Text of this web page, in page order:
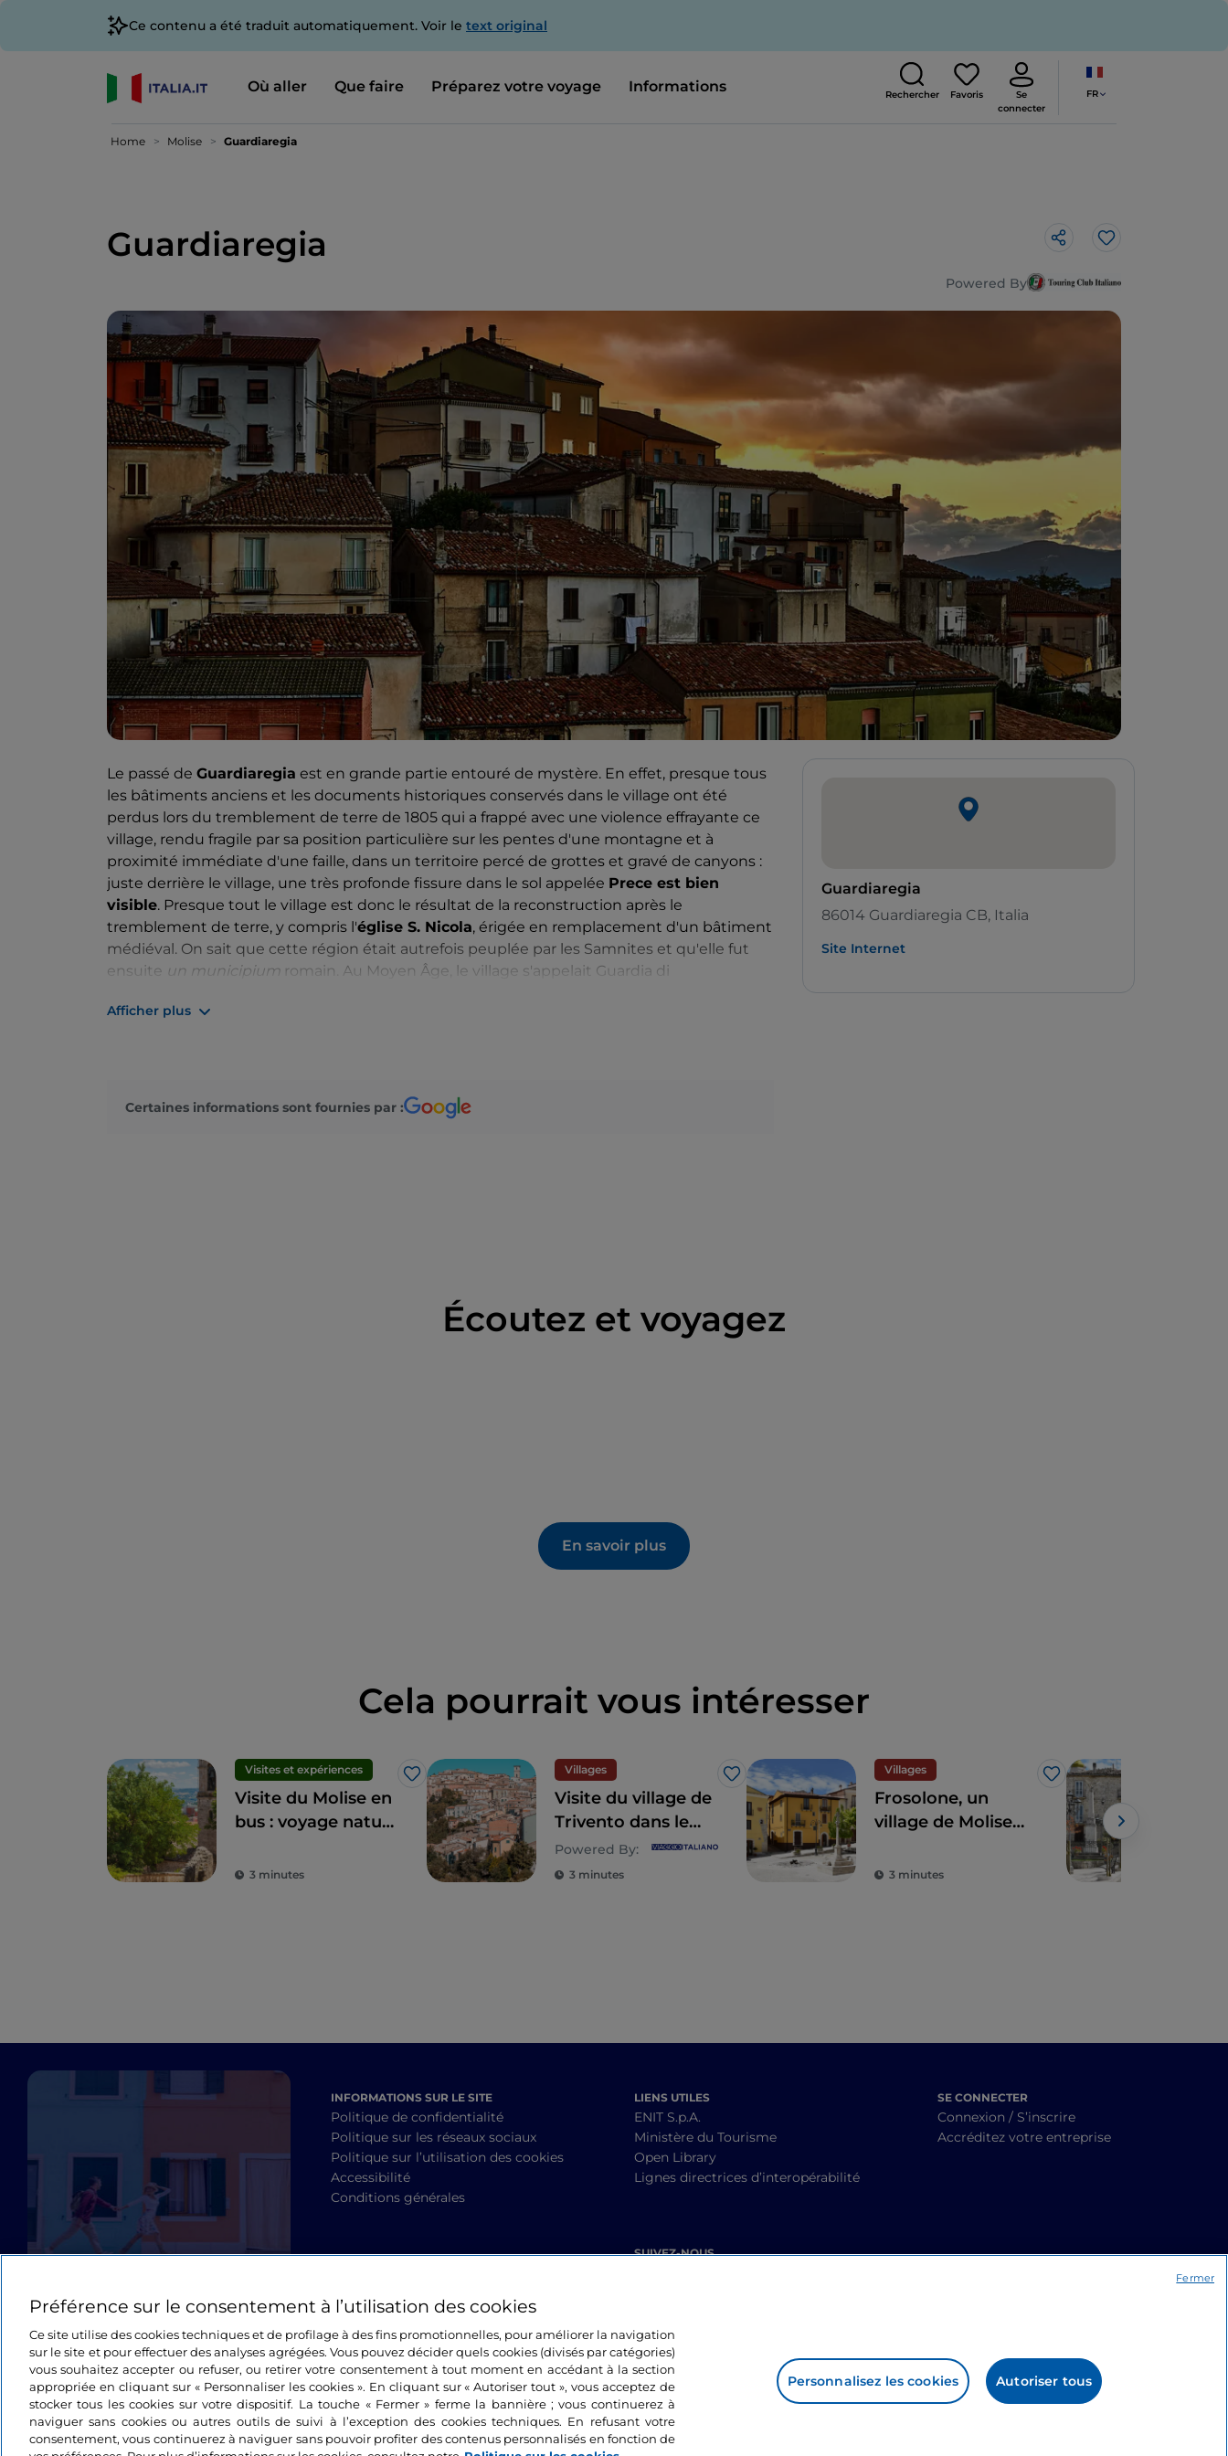
Ce contenu a été traduit automatiquement. Voir le text original
Où aller Que faire Préparez votre voyage Informations Rechercher Favoris
Se
connecter
FR
Home Molise Guardiaregia
Guardiaregia J’aime
Powered By
Le passé de Guardiaregia est en grande partie entouré de mystère. En effet, presque tous
les bâtiments anciens et les documents historiques conservés dans le village ont été
perdus lors du tremblement de terre de 1805 qui a frappé avec une violence effrayante ce
village, rendu fragile par sa position particulière sur les pentes d'une montagne et à
proximité immédiate d'une faille, dans un territoire percé de grottes et gravé de canyons :
juste derrière le village, une très profonde fissure dans le sol appelée Prece est bien
visible. Presque tout le village est donc le résultat de la reconstruction après le
tremblement de terre, y compris l'église S. Nicola, érigée en remplacement d'un bâtiment
médiéval. On sait que cette région était autrefois peuplée par les Samnites et qu'elle fut
ensuite un municipium romain. Au Moyen Âge, le village s'appelait Guardia di
Campochiaro, où d'importants témoignages archéologiques sannites ont été découverts.
gorges du Quirino, incluses dans laréserve naturelle WWF de Guardiaregia-
Afficher plus
Certaines informations sont fournies par :
Guardiaregia
86014 Guardiaregia CB, Italia
Site Internet
Écoutez et voyagez
En savoir plus
Cela pourrait vous intéresser
Visites et expériences
J’aime
Visite du Molise en
bus : voyage nature
merveilles de la
3 minutes
Villages
J’aime
Visite du village de
Trivento dans le
Molise central, où
la beauté se trouve
Powered By:
3 minutes
Villages
J’aime
Frosolone, un
village de Molise
beaux d'Italie
3 minutes
INFORMATIONS SUR LE SITE
Politique de confidentialité
Politique sur les réseaux sociaux
Politique sur l’utilisation des cookies
Accessibilité
Conditions générales
LIENS UTILES
ENIT S.p.A.
Ministère du Tourisme
Open Library
Lignes directrices d’interopérabilité
SUIVEZ-NOUS
SE CONNECTER
Connexion / S’inscrire
Accréditez votre entreprise
Préférence sur le consentement à l’utilisation des cookies
Ce site utilise des cookies techniques et de profilage à des fins promotionnelles, pour améliorer la navigation
sur le site et pour effectuer des analyses agrégées. Vous pouvez décider quels cookies (divisés par catégories)
vous souhaitez accepter ou refuser, ou retirer votre consentement à tout moment en accédant à la section
appropriée en cliquant sur « Personnaliser les cookies ». En cliquant sur « Autoriser tout », vous acceptez de
stocker tous les cookies sur votre dispositif. La touche « Fermer » ferme la bannière ; vous continuerez à
naviguer sans cookies ou autres outils de suivi à l’exception des cookies techniques. En refusant votre
consentement, vous continuerez à naviguer sans pouvoir profiter des contenus personnalisés en fonction de
Personnalisez les cookies Autoriser tous
Fermer